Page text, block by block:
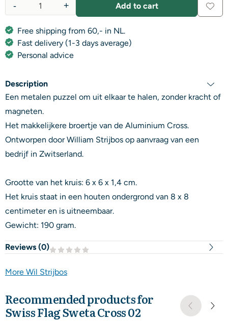
+
- Add to cart
Free shipping from 60,- in NL.
Fast delivery (1-3 days average)
Personal advice
Description
Een metalen puzzel om uit elkaar te halen, zonder kracht of
magneten.
Het makkelijkere broertje van de Aluminium Cross.
Ontworpen door William Strijbos op aanvraag van een
bedrijf in Zwitserland.
Grootte van het kruis: 6 x 6 x 1,4 cm.
Het kruis staat in een houten ondergrond van 8 x 8
centimeter en is uitneembaar.
Gewicht: 190 gram.
Reviews (0)
More Wil Strijbos
Recommended products for
Swiss Flag Sweta Cross 02